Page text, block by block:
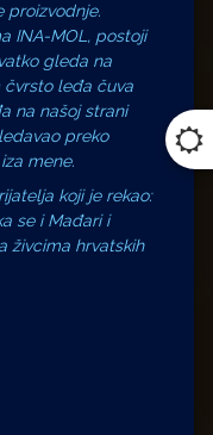
proizvodnje.
INA-MOL, postoji
gleda na
čvrsto leđa čuva
na našoj strani
preko
mene.
koji je rekao:
se i Mađari i
živcima hrvatskih